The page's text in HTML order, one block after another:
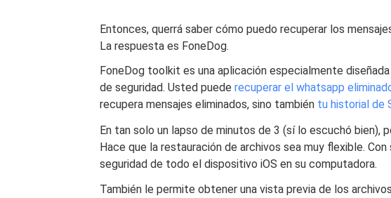
Entonces, querrá saber cómo puedo recuperar los
La respuesta es FoneDog.
FoneDog toolkit es una aplicación especialmente
de seguridad. Usted puede recuperar el whatsapp
recupera mensajes eliminados, sino también tu historial de
En tan solo un lapso de minutos de 3 (sí lo escuchó bien),
Hace que la restauración de archivos sea muy flexible.
seguridad de todo el dispositivo iOS en su computadora.
También le permite obtener una vista previa de los